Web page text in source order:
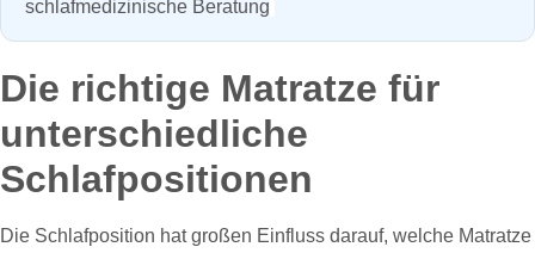
schlafmedizinische Beratung
Die richtige Matratze für
unterschiedliche
Schlafpositionen
Die Schlafposition hat großen Einfluss darauf, welche Matratze